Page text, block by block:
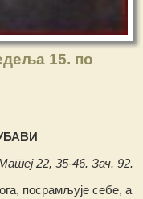
15. по
22, 35-46. Зач. 92.
посрамљује себе, а